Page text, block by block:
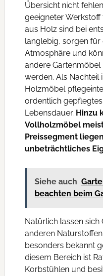
Übersicht nicht
geeigneter
aus Holz sind bei
langlebig, sorgen für
Atmosphäre und
andere
werden. Als Nachteil
Holzmöbel
ordentlich
Lebensdauer. Hinzu
Vollholzmöbel
Preissegment
unbeträchtliches
Siehe auch
beachten beim
Natürlich lassen
anderen
besonders bekannt
diesem Bereich ist
Korbstühlen und